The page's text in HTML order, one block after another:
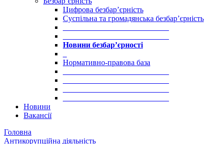
Цифрова безбар’єрність
Суспільна та громадянська безбар’єрність
Новини безбар’єрності
Нормативно-правова база
Новини
Вакансії
Головна
Антикорупційна діяльність